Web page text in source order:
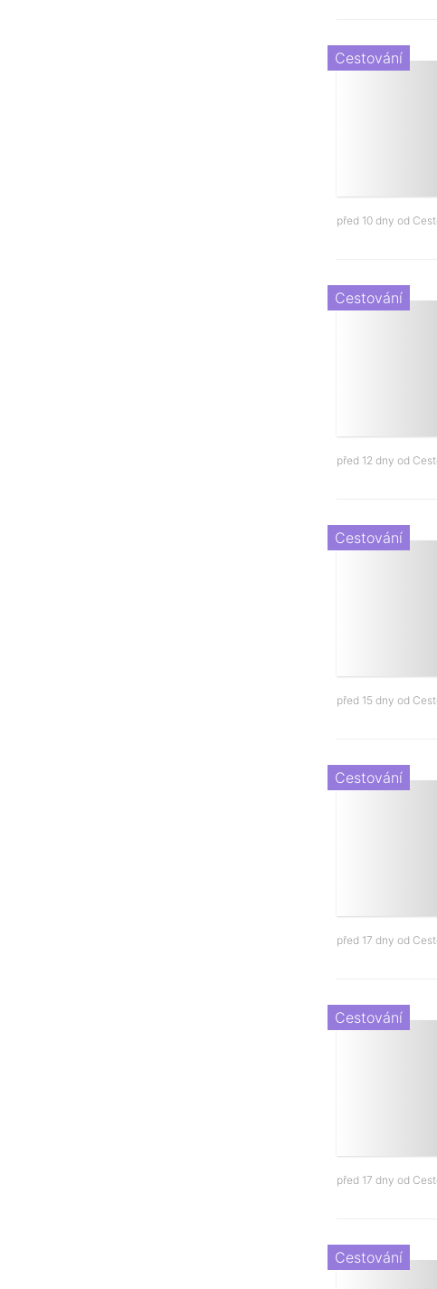
Cestování
před 10 dny od
Cestování
před 12 dny od
Cestování
před 15 dny od
Cestování
před 17 dny od
Cestování
před 17 dny od
Cestování